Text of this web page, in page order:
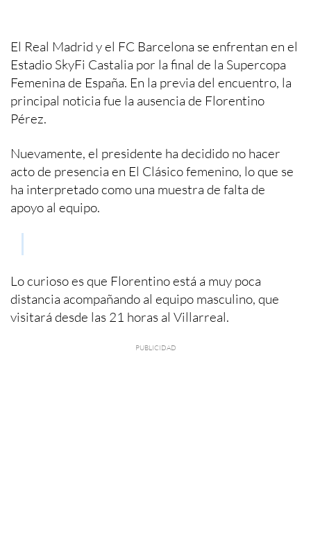
El Real Madrid y el FC Barcelona se enfrentan en el
Estadio SkyFi Castalia por la final de la Supercopa
Femenina de España. En la previa del encuentro, la
principal noticia fue la ausencia de Florentino
Pérez.
Nuevamente, el presidente ha decidido no hacer
acto de presencia en El Clásico femenino, lo que se
ha interpretado como una muestra de falta de
apoyo al equipo.
Lo curioso es que Florentino está a muy poca
distancia acompañando al equipo masculino, que
visitará desde las 21 horas al Villarreal.